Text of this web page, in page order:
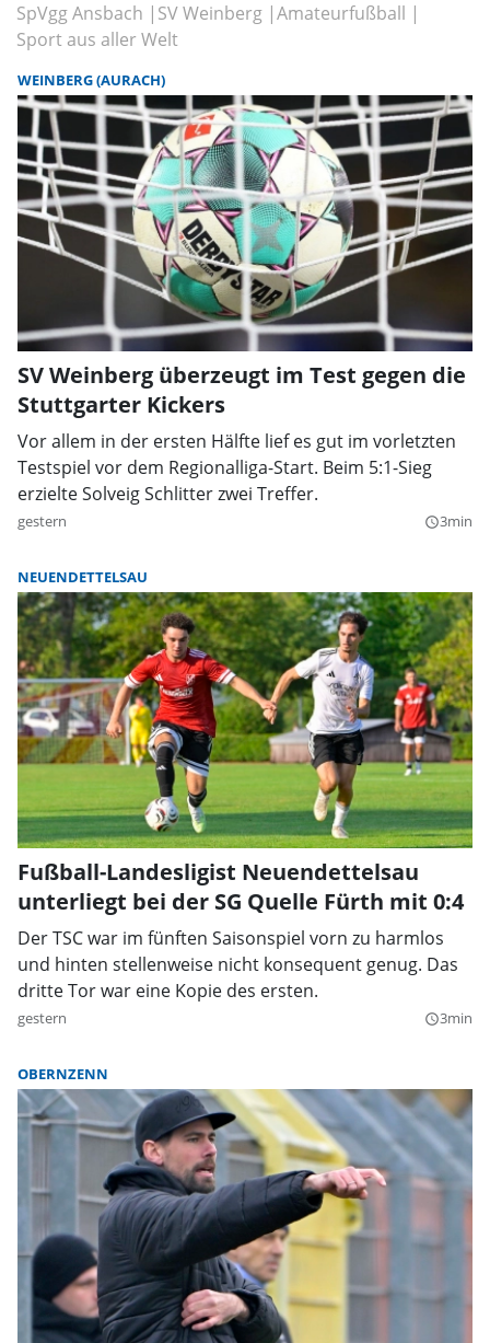
SpVgg Ansbach SV Weinberg Amateurfußball
Sport aus aller Welt
WEINBERG (AURACH)
SV Weinberg überzeugt im Test gegen die
Stuttgarter Kickers
Vor allem in der ersten Hälfte lief es gut im vorletzten
Testspiel vor dem Regionalliga-Start. Beim 5:1-Sieg
erzielte Solveig Schlitter zwei Treffer.
gestern query_builder3min
NEUENDETTELSAU
Fußball-Landesligist Neuendettelsau
unterliegt bei der SG Quelle Fürth mit 0:4
Der TSC war im fünften Saisonspiel vorn zu harmlos
und hinten stellenweise nicht konsequent genug. Das
dritte Tor war eine Kopie des ersten.
gestern query_builder3min
OBERNZENN